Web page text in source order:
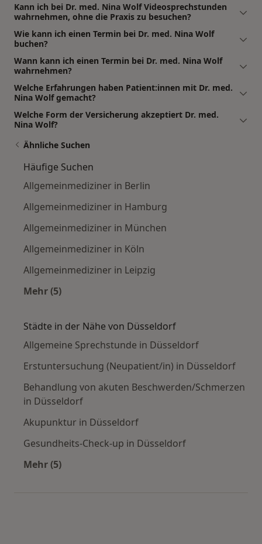
Kann ich bei Dr. med. Nina Wolf Videosprechstunden
wahrnehmen, ohne die Praxis zu besuchen?
Wie kann ich einen Termin bei Dr. med. Nina Wolf
buchen?
Wann kann ich einen Termin bei Dr. med. Nina Wolf
wahrnehmen?
Welche Erfahrungen haben Patient:innen mit Dr. med.
Nina Wolf gemacht?
Welche Form der Versicherung akzeptiert Dr. med.
Nina Wolf?
Ähnliche Suchen
Häufige Suchen
Allgemeinmediziner in Berlin
Allgemeinmediziner in Hamburg
Allgemeinmediziner in München
Allgemeinmediziner in Köln
Allgemeinmediziner in Leipzig
Mehr (5)
Städte in der Nähe von Düsseldorf
Allgemeine Sprechstunde in Düsseldorf
Erstuntersuchung (Neupatient/in) in Düsseldorf
Behandlung von akuten Beschwerden/Schmerzen
in Düsseldorf
Akupunktur in Düsseldorf
Gesundheits-Check-up in Düsseldorf
Mehr (5)